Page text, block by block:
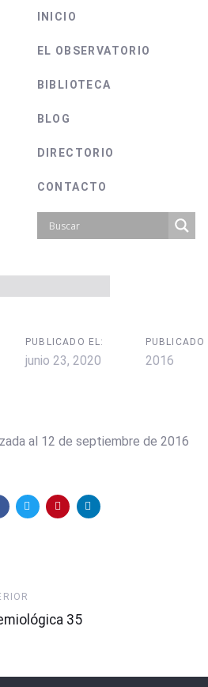
INICIO
EL OBSERVATORIO
BIBLIOTECA
BLOG
DIRECTORIO
CONTACTO
PUBLICADO EL:
junio 23, 2020
PUBLICADO
2016
al 12 de septiembre de 2016
35